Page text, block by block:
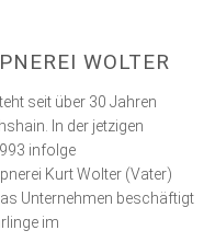
WOLTER
seit über 30 Jahren
In der jetzigen
infolge
Kurt Wolter (Vater)
Unternehmen beschäftigt
im